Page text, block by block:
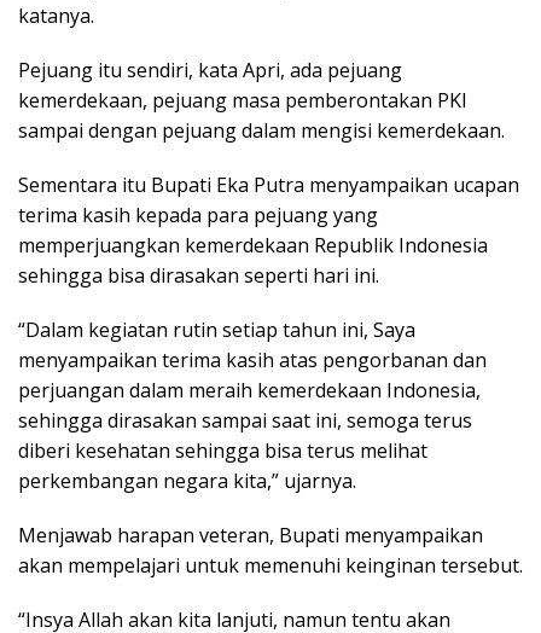
katanya.
Pejuang itu sendiri, kata Apri, ada pejuang
kemerdekaan, pejuang masa pemberontakan PKI
sampai dengan pejuang dalam mengisi kemerdekaan.
Sementara itu Bupati Eka Putra menyampaikan ucapan
terima kasih kepada para pejuang yang
memperjuangkan kemerdekaan Republik Indonesia
sehingga bisa dirasakan seperti hari ini.
“Dalam kegiatan rutin setiap tahun ini, Saya
menyampaikan terima kasih atas pengorbanan dan
perjuangan dalam meraih kemerdekaan Indonesia,
sehingga dirasakan sampai saat ini, semoga terus
diberi kesehatan sehingga bisa terus melihat
perkembangan negara kita,” ujarnya.
Menjawab harapan veteran, Bupati menyampaikan
akan mempelajari untuk memenuhi keinginan tersebut.
“Insya Allah akan kita lanjuti, namun tentu akan